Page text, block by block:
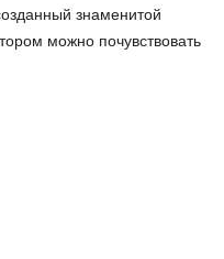
знаменитой
можно почувствовать